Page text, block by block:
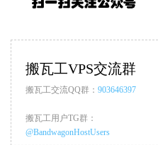
搬瓦工VPS交流群
搬瓦工交流QQ群： 903646397
搬瓦工用户TG群：
@BandwagonHostUsers